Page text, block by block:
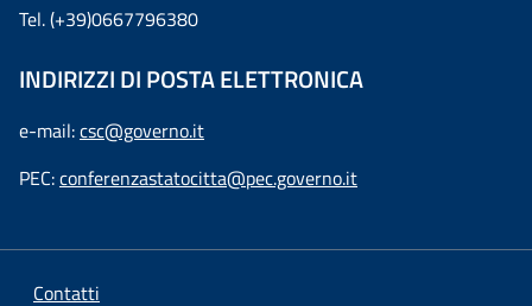
Tel. (+39)0667796380
INDIRIZZI DI POSTA ELETTRONICA
e-mail:csc@governo.it
PEC:conferenzastatocitta@pec.governo.it
Contatti